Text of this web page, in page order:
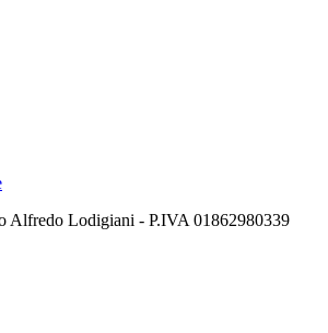
Alfredo Lodigiani - P.IVA 01862980339